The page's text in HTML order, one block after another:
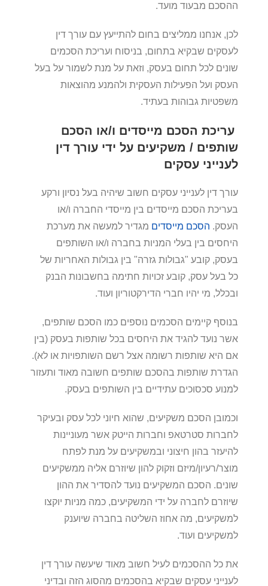
ההסכם מבעוד מועד.
לכן, אנחנו ממליצים בחום להתייעץ עם עורך דין
לעסקים שבקיא בתחום, בניסוח ועריכת הסכמים
שונים לכל תחום בעסק, וזאת על מנת לשמור על בעל
העסק ועל הפעילות העסקית ולהמנע מהוצאות
משפטיות גבוהות בעתיד.
עריכת הסכם מייסדים ו/או הסכם
שותפים / משקיעים על ידי עורך דין
לענייני עסקים
עורך דין לענייני עסקים חשוב שיהיה בעל נסיון ורקע
בעריכת הסכם מייסדים בין מייסדי החברה ו/או
העסק. הסכם מייסדיםמגדיר למעשה את מערכת
היחסים בין בעלי המניות בחברה ו/או השותפים
בעסק, קובע "גבולות גזרה" בין גבולות האחריות של
כל בעל עסק, קובע זכויות חתימה בחשבונות הבנק
ובכלל, מי יהיו חברי הדירקטוריון ועוד.
בנוסף קיימים הסכמים נוספים כמו הסכם שותפים,
אשר נועד להגיד את היחסים בכל שותפות בעסק (בין
אם היא שותפות רשומה אצל רשם השותפויות או לא).
הגדרת שותפות בהסכם שותפים חשובה מאוד ותעזור
למנוע סכסוכים עתידיים בין השותפים בעסק.
וכמובן הסכם משקיעים, שהוא חיוני לכל עסק ובעיקר
לחברות סטרטאפ וחברות הייטק אשר מעוניינות
להיעזר בהון חיצוני ובמשקיעים על מנת לפתח
מוצר/רעיון/מיזם וזקוק להון שיוזרם אליה ממשקיעים
שונים. הסכם המשקיעים נועד להסדיר את ההון
שיוזרם לחברה על ידי המשקיעים, כמה מניות יוקצו
למשקיעים, מה אחוז השליטה בחברה שיוענק
למשקיעים ועוד.
את כל ההסכמים לעיל חשוב מאוד שיעשה עורך דין
לענייני עסקים שבקיא בהסכמים מהסוג הזה ובדיני